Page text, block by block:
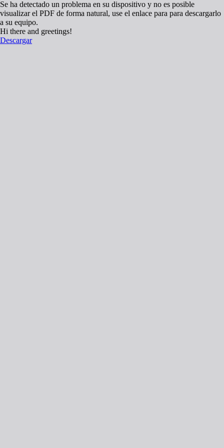
Se ha detectado un problema en su dispositivo y no es posible
visualizar el PDF de forma natural, use el enlace para para descargarlo
a su equipo.
Hi there and greetings!
Descargar